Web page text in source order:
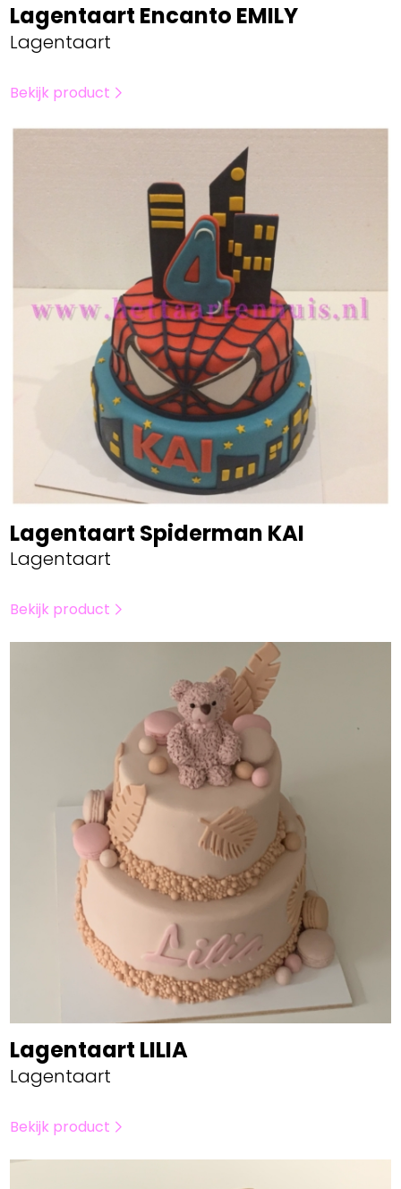
Lagentaart Encanto EMILY
Lagentaart
Bekijk product
Lagentaart Spiderman KAI
Lagentaart
Bekijk product
Lagentaart LILIA
Lagentaart
Bekijk product